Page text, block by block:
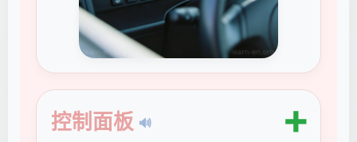
控制面板 🔊 ➕